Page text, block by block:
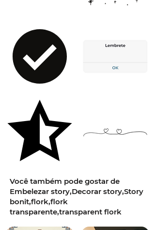
Você também pode gostar de
Embelezar story,Decorar story,Story
bonit,flork,flork
transparente,transparent flork